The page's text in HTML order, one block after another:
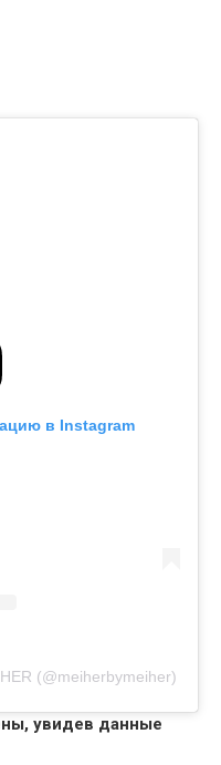
в Instagram
(@meiherbymeiher)
увидев данные